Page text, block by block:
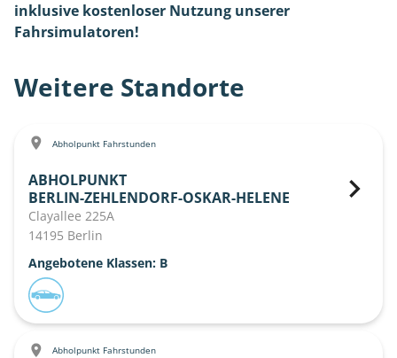
inklusive kostenloser Nutzung unserer
Fahrsimulatoren!
Weitere Standorte
Abholpunkt Fahrstunden
ABHOLPUNKT
BERLIN-ZEHLENDORF-OSKAR-HELENE
Clayallee 225A
14195 Berlin
Angebotene Klassen: B
Abholpunkt Fahrstunden